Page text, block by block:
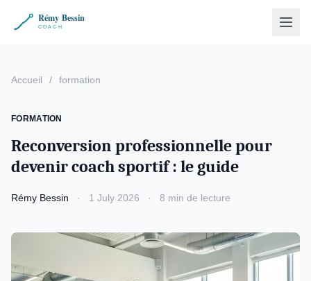
Accueil / formation
FORMATION
Reconversion professionnelle pour
devenir coach sportif : le guide
Rémy Bessin · 1 July 2026 · 8 min de lecture